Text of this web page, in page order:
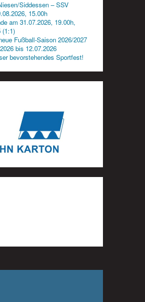
Siddessen – SSV
15.00h
am 31.07.2026, 19.00h,
(1:1)
Fußball-Saison 2026/2027
bis 12.07.2026
bevorstehendes Sportfest!